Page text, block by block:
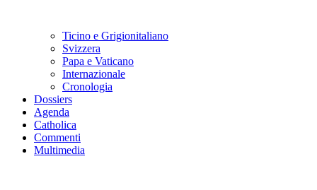
Ticino e Grigionitaliano
Svizzera
Papa e Vaticano
Internazionale
Cronologia
Dossiers
Agenda
Catholica
Commenti
Multimedia